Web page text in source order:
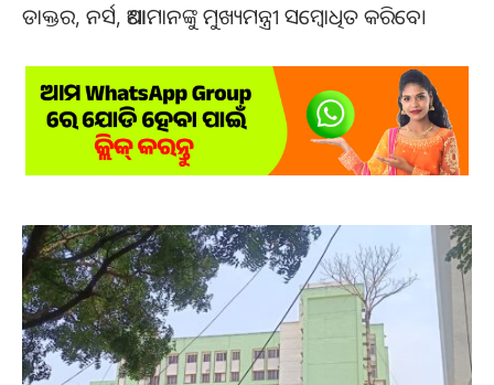
ଡାକ୍ତର, ନର୍ସ, ଆଶାମାନଙ୍କୁ ମୁଖ୍ୟମନ୍ତ୍ରୀ ସମ୍ବୋଧିତ କରିବେ।